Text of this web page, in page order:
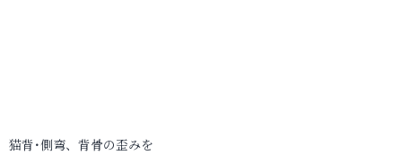
猫背･側弯、背骨の歪みを